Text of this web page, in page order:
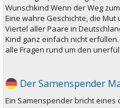
Wunschkind Wenn der Weg
Eine wahre Geschichte, die
Viertel aller Paare in
Kind ganz einfach nicht
alle Fragen rund um den
Der Samenspender
Ein Samenspender bricht